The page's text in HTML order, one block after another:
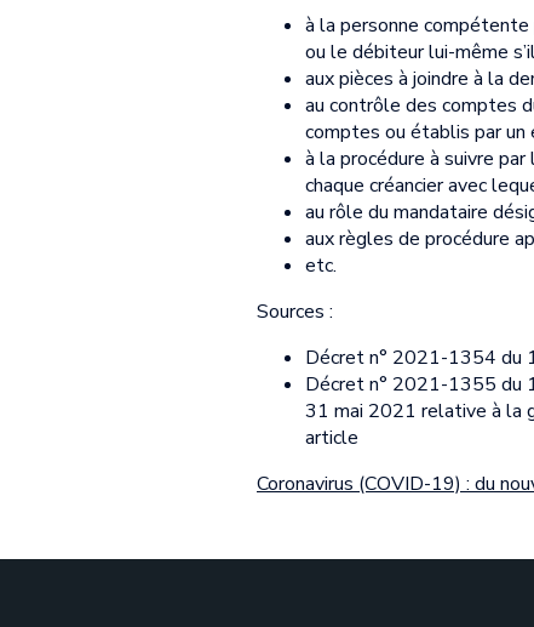
à la personne
ou le débiteur lui-même
aux pièces à joindre à la
au contrôle des comptes
comptes ou établis par
à la procédure à suivre
chaque créancier avec
au rôle du mandataire
aux règles de procédure
etc.
Sources :
Décret n° 2021-1354 du
Décret n° 2021-1355 du
31 mai 2021 relative à la
article
Coronavirus (COVID-19) : du